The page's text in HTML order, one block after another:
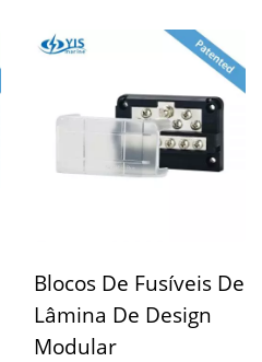
Blocos De Fusíveis De
Lâmina De Design
Modular